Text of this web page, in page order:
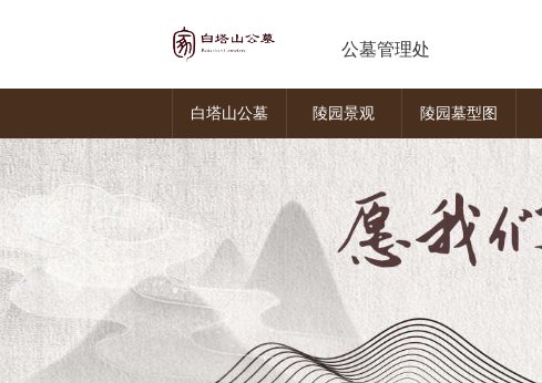
公墓管理处
白塔山公墓 陵园景观 陵园墓型图